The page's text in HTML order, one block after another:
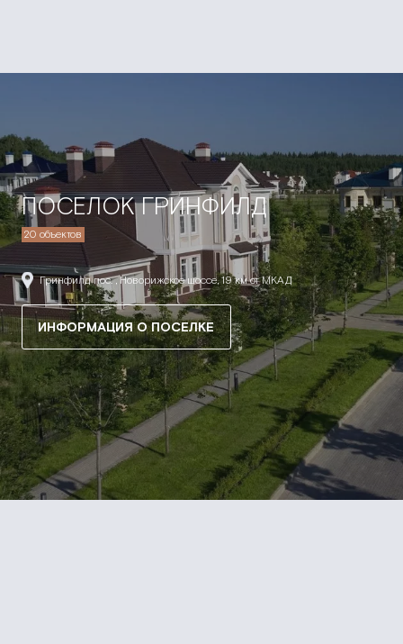
ПОСЕЛОК ГРИНФИЛД
20 объектов
Гринфилд пос. , Новорижское шоссе, 19 км от МКАД
ИНФОРМАЦИЯ О ПОСЕЛКЕ